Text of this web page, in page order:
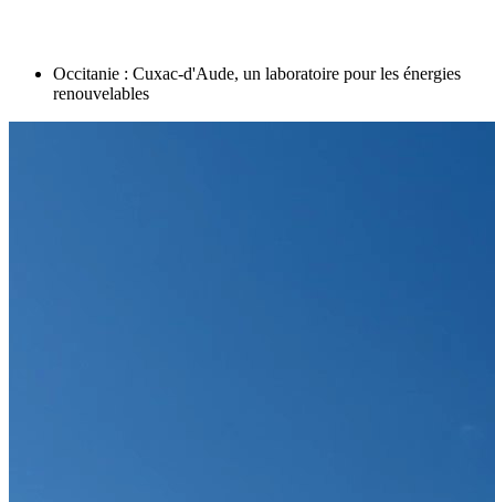
Occitanie : Cuxac-d'Aude, un laboratoire pour les énergies
renouvelables